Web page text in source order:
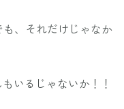
、それだけじゃなか
いるじゃないか！！